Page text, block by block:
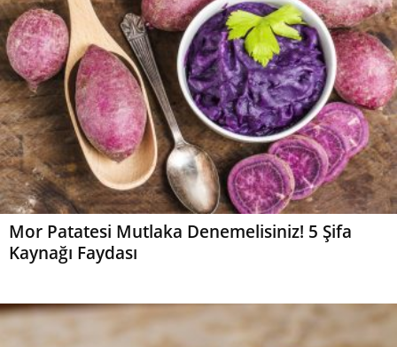
Mor Patatesi Mutlaka Denemelisiniz! 5 Şifa
Kaynağı Faydası